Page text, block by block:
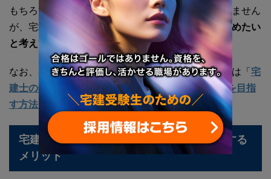
もちろん、宅建を取得するだけで成功するとは限りません
が、宅地建物の取引に興味があり、大きな成功を収めたい
と考えている方には宅建がおすすめです。
なお、宅建取得後の収入について詳しく知りたい方は「 宅
建士の年収は高いって本当？理由や年収1,000万円を目指
す方法を解説
」の記事を参照してください。
宅建と行政書士のダブルライセンスを達成する
メリット